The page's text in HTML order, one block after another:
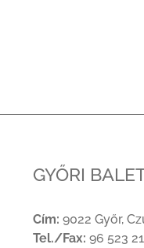
GYŐRI
Cím: 9022 Győr,
Tel./Fax: 96 523